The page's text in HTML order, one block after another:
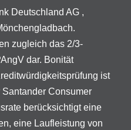
Deutschland AG ,
zugleich das 2/3-
dar. Bonität
ist
Consumer
berücksichtigt eine
eine Laufleistung von